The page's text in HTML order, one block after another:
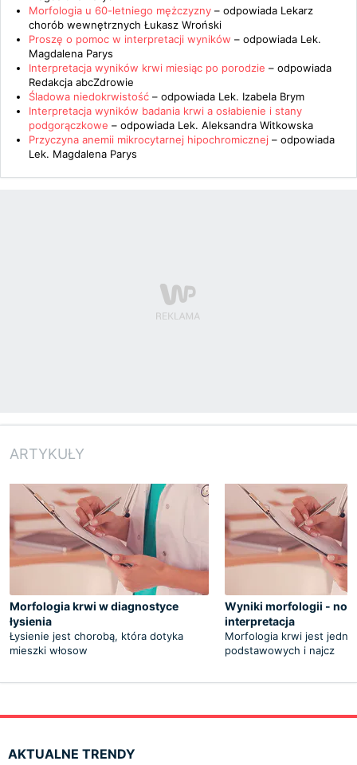
Morfologia u 60-letniego mężczyzny – odpowiada Lekarz
chorób wewnętrznych Łukasz Wroński
Proszę o pomoc w interpretacji wyników – odpowiada Lek.
Magdalena Parys
Interpretacja wyników krwi miesiąc po porodzie – odpowiada
Redakcja abcZdrowie
Śladowa niedokrwistość – odpowiada Lek. Izabela Brym
Interpretacja wyników badania krwi a osłabienie i stany
podgorączkowe – odpowiada Lek. Aleksandra Witkowska
Przyczyna anemii mikrocytarnej hipochromicznej – odpowiada
Lek. Magdalena Parys
ARTYKUŁY
Morfologia krwi w diagnostyce
łysienia
Łysienie jest chorobą, która dotyka
mieszki włosow
Wyniki morfologii -
interpretacja
Morfologia krwi jest
podstawowych i najcz
AKTUALNE TRENDY